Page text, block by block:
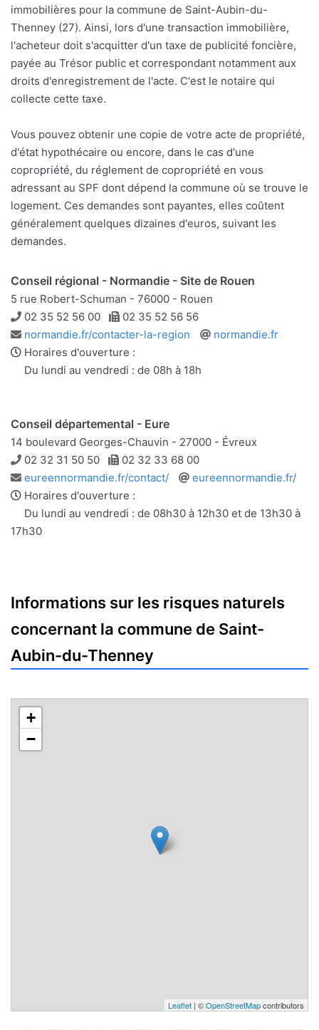
immobilières pour la commune de Saint-Aubin-du-
Thenney (27). Ainsi, lors d'une transaction immobilière,
l'acheteur doit s'acquitter d'un taxe de publicité foncière,
payée au Trésor public et correspondant notamment aux
droits d'enregistrement de l'acte. C'est le notaire qui
collecte cette taxe.
Vous pouvez obtenir une copie de votre acte de propriété,
d'état hypothécaire ou encore, dans le cas d'une
copropriété, du réglement de copropriété en vous
adressant au SPF dont dépend la commune où se trouve le
logement. Ces demandes sont payantes, elles coûtent
généralement quelques dizaines d'euros, suivant les
demandes.
Conseil régional - Normandie - Site de Rouen
5 rue Robert-Schuman - 76000 - Rouen
Téléphone
02 35 52 56 00 Télécopie
02 35 52 56 56
Adresse
e-
mail
normandie.fr/contacter-la-region
Site
normandie.fr
Horaires d'ouverture :
Du lundi au vendredi : de 08h à 18h
Conseil départemental - Eure
14 boulevard Georges-Chauvin - 27000 - Évreux
Téléphone
02 32 31 50 50 Télécopie
02 32 33 68 00
Adresse
e-
mail
eureennormandie.fr/contact/
Site
eureennormandie.fr/
Horaires d'ouverture :
Du lundi au vendredi : de 08h30 à 12h30 et de 13h30 à
17h30
Informations sur les risques naturels
concernant la commune de Saint-
Aubin-du-Thenney
+
−
Leaflet | ©OpenStreetMapcontributors